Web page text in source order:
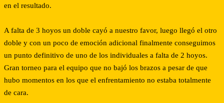
en el resultado.
A falta de 3 hoyos un doble cayó a nuestro favor, luego llegó el otro
doble y con un poco de emoción adicional finalmente conseguimos
un punto definitivo de uno de los individuales a falta de 2 hoyos.
Gran torneo para el equipo que no bajó los brazos a pesar de que
hubo momentos en los que el enfrentamiento no estaba totalmente
de cara.